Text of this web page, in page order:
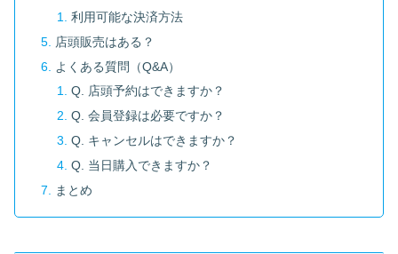
利用可能な決済方法
店頭販売はある？
よくある質問（Q&A）
Q. 店頭予約はできますか？
Q. 会員登録は必要ですか？
Q. キャンセルはできますか？
Q. 当日購入できますか？
まとめ